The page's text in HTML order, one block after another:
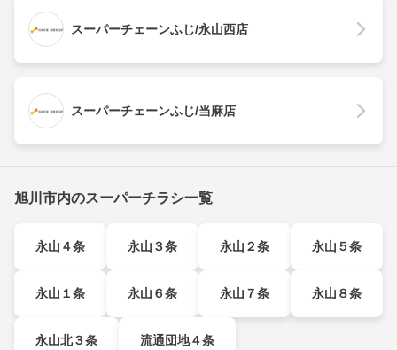
スーパーチェーンふじ/永山西店
スーパーチェーンふじ/当麻店
旭川市内のスーパーチラシ一覧
永山４条 永山３条 永山２条 永山５条
永山１条 永山６条 永山７条 永山８条
永山北３条 流通団地４条